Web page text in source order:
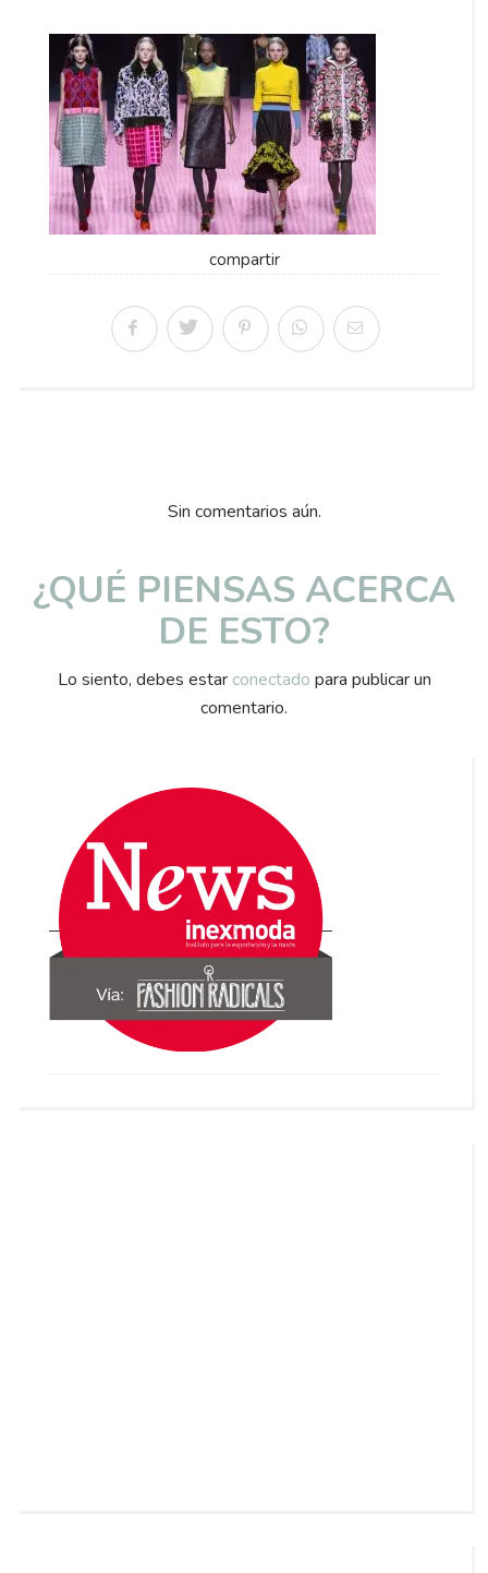
compartir
Sin comentarios aún.
¿QUÉ PIENSAS ACERCA
DE ESTO?
Lo siento, debes estar conectado para publicar un
comentario.